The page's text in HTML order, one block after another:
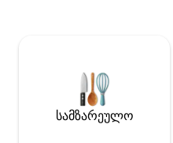
სამზარეულო